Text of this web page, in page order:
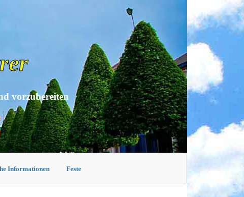
vorzubereiten
Informationen Feste